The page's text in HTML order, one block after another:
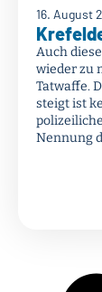
16. August
Auch
wieder zu
Tatwaffe.
steigt ist
Nennung